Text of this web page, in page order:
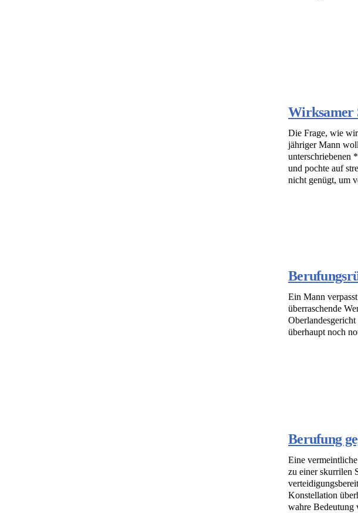
Wirksamer
Die Frage, wie
jähriger Mann
unterschriebenen
und pochte auf
nicht genügt, um
Ein Mann
überraschende
überhaupt noch
Berufung
Eine
zu einer skurrilen
Konstellation
wahre